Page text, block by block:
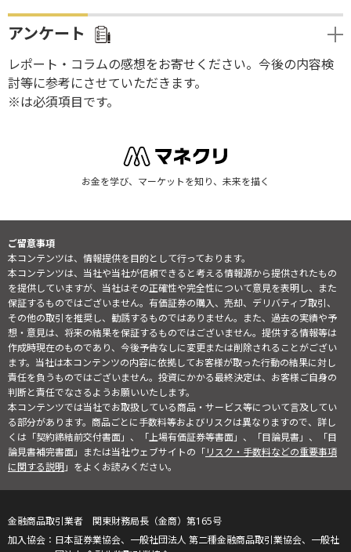
アンケート
レポート・コラムの感想をお寄せください。今後の内容検
討等に参考にさせていただきます。
※は必須項目です。
お金を学び、マーケットを知り、未来を描く
ご留意事項
本コンテンツは、情報提供を目的として行っております。
本コンテンツは、当社や当社が信頼できると考える情報源から提供されたもの
を提供していますが、当社はその正確性や完全性について意見を表明し、また
保証するものではございません。有価証券の購入、売却、デリバティブ取引、
その他の取引を推奨し、勧誘するものではありません。また、過去の実績や予
想・意見は、将来の結果を保証するものではございません。提供する情報等は
作成時現在のものであり、今後予告なしに変更または削除されることがござい
ます。当社は本コンテンツの内容に依拠してお客様が取った行動の結果に対し
責任を負うものではございません。投資にかかる最終決定は、お客様ご自身の
判断と責任でなさるようお願いいたします。
本コンテンツでは当社でお取扱している商品・サービス等について言及してい
る部分があります。商品ごとに手数料等およびリスクは異なりますので、詳し
くは「契約締結前交付書面」、「上場有価証券等書面」、「目論見書」、「目
論見書補完書面」または当社ウェブサイトの「リスク・手数料などの重要事項
に関する説明」をよくお読みください。
金融商品取引業者 関東財務局長（金商）第165号
日本証券業協会、一般社団法人 第二種金融商品取引業協会、一般社